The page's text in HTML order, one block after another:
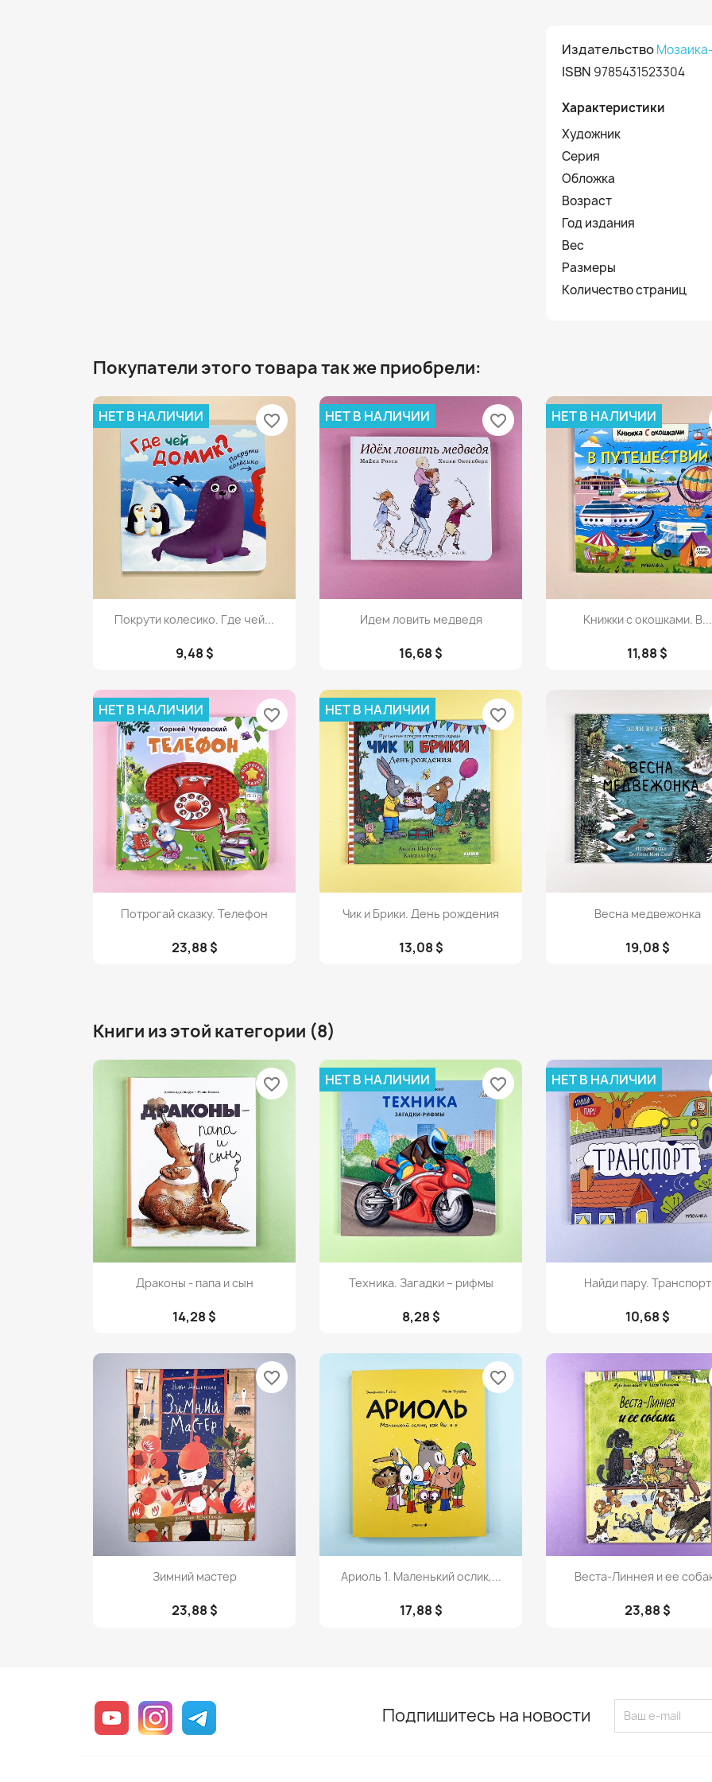
Издательство
ISBN 9785431523304
Характеристики
Художник
Серия
Обложка
Возраст
Год издания
Вес
Размеры
Количество страниц
Покупатели этого товара так же приобрели:
Просмотр
Покрути колесико. Где чей...
9,48 $
НЕТ В НАЛИЧИИ favorite_border
Просмотр
Идем ловить медведя
16,68 $
НЕТ В НАЛИЧИИ favorite_border
Просмотр
Книжки с окошками. В...
11,88 $
НЕТ В НАЛИЧИИ
Просмотр
Потрогай сказку. Телефон
23,88 $
НЕТ В НАЛИЧИИ favorite_border
Просмотр
Чик и Брики. День рождения
13,08 $
НЕТ В НАЛИЧИИ favorite_border
Просмотр
Весна медвежонка
19,08 $
Книги из этой категории (8)
Просмотр
Драконы - папа и сын
14,28 $
favorite_border
 Просмотр
Техника. Загадки – рифмы
8,28 $
НЕТ В НАЛИЧИИ favorite_border
Просмотр
Найди пару. Транспорт
10,68 $
НЕТ В НАЛИЧИИ
Просмотр
Зимний мастер
23,88 $
favorite_border
Просмотр
Ариоль 1. Маленький ослик,...
17,88 $
favorite_border
Просмотр
Веста-Линнея и ее
23,88 $
YouTube Instagram Подпишитесь на новости